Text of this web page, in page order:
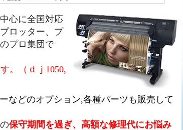
心に全国対応
ロッター、プ
プロ集団で
。（ｄｊ1050,
などのオプション,各種パーツも販売して
保守期間を過ぎ、高額な修理代にお悩み